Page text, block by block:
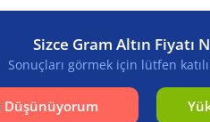
Sizce Gram Altın Fiyatı
Sonuçları görmek için lütfen
Düşünüyorum